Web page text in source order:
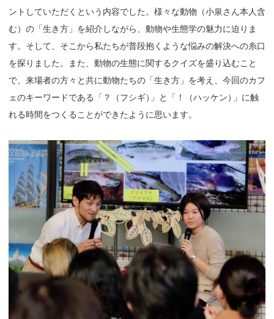
ントしていただくという内容でした。様々な動物（小泉さん本人含
む）の「生き方」を紹介しながら、動物や生態学の魅力に迫りま
す。そして、そこから私たちが普段抱くような悩みの解決への糸口
を探りました。また、動物の生態に関するクイズを盛り込むこと
で、来場者の方々と共に動物たちの「生き方」を考え、今回のカフ
ェのキーワードである「？（フシギ） 」と「！（ハッケン） 」に触
れる時間をつくることができたように思います。